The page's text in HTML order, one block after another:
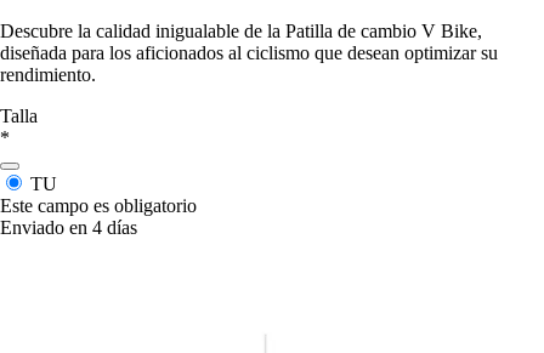
Descubre la calidad inigualable de la Patilla de cambio V Bike,
diseñada para los aficionados al ciclismo que desean optimizar su
rendimiento.
Talla
*
TU
Este campo es obligatorio
Enviado en 4 días